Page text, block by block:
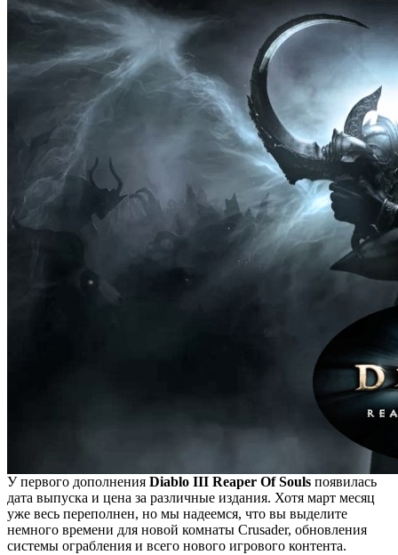
У первого дополнения Diablo III Reaper Of Souls появилась
дата выпуска и цена за различные издания. Хотя март месяц
уже весь переполнен, но мы надеемся, что вы выделите
немного времени для новой комнаты Crusader, обновления
системы ограбления и всего нового игрового контента.